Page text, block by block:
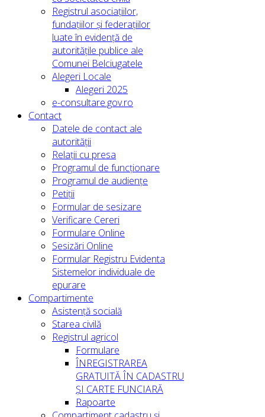
Registrul asociațiilor,
fundațiilor și federațiilor
luate în evidență de
autoritățile publice ale
Comunei Belciugatele
Alegeri Locale
Alegeri 2025
e-consultare.gov.ro
Contact
Datele de contact ale
autorității
Relații cu presa
Programul de funcționare
Programul de audiențe
Petiții
Formular de sesizare
Verificare Cereri
Formulare Online
Sesizări Online
Formular Registru Evidenta
Sistemelor individuale de
epurare
Compartimente
Asistență socială
Starea civilă
Registrul agricol
Formulare
ÎNREGISTRAREA
GRATUITĂ ÎN CADASTRU
ȘI CARTE FUNCIARĂ
Rapoarte